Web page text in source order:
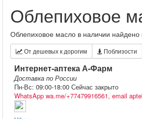
Облепиховое
Облепиховое масло в наличии найдено
От дешевых к дорогим Поблизости
Интернет-аптека А-Фарм
Доставка по России
Пн-Вс: 09:00-18:00 Сейчас закрыто
WhatsApp wa.me/+77479916561, email